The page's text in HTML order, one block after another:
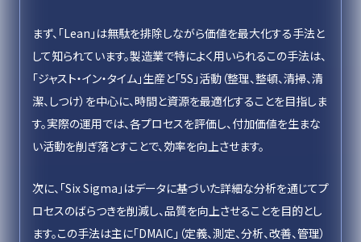
まず、「Lean」は無駄を排除しながら価値を最大化する手法と
して知られています。製造業で特によく用いられるこの手法は、
「ジャスト・イン・タイム」生産と「5S」活動（整理、整頓、清掃、清
潔、しつけ）を中心に、時間と資源を最適化することを目指しま
す。実際の運用では、各プロセスを評価し、付加価値を生まな
い活動を削ぎ落とすことで、効率を向上させます。
次に、「Six Sigma」はデータに基づいた詳細な分析を通じてプ
ロセスのばらつきを削減し、品質を向上させることを目的とし
ます。この手法は主に「DMAIC」（定義、測定、分析、改善、管理）